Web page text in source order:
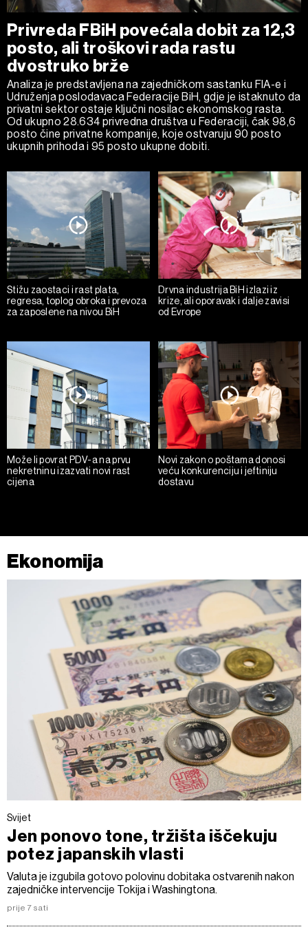
Privreda FBiH povećala dobit za 12,3
posto, ali troškovi rada rastu
dvostruko brže
Analiza je predstavljena na zajedničkom sastanku FIA-e i
Udruženja poslodavaca Federacije BiH, gdje je istaknuto da
privatni sektor ostaje ključni nosilac ekonomskog rasta.
Od ukupno 28.634 privredna društva u Federaciji, čak 98,6
posto čine privatne kompanije, koje ostvaruju 90 posto
ukupnih prihoda i 95 posto ukupne dobiti.
Stižu zaostaci i rast plata,
regresa, toplog obroka i prevoza
za zaposlene na nivou BiH
Drvna industrija BiH izlazi iz
krize, ali oporavak i dalje zavisi
od Evrope
Može li povrat PDV-a na prvu
nekretninu izazvati novi rast
cijena
Novi zakon o poštama donosi
veću konkurenciju i jeftiniju
dostavu
Ekonomija
Svijet
Jen ponovo tone, tržišta iščekuju
potez japanskih vlasti
Valuta je izgubila gotovo polovinu dobitaka ostvarenih nakon
zajedničke intervencije Tokija i Washingtona.
prije 7 sati